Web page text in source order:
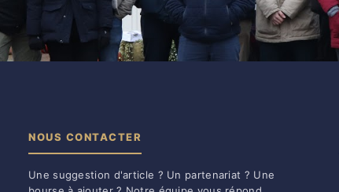
NOUS CONTACTER
Une suggestion d'article ? Un partenariat ? Une